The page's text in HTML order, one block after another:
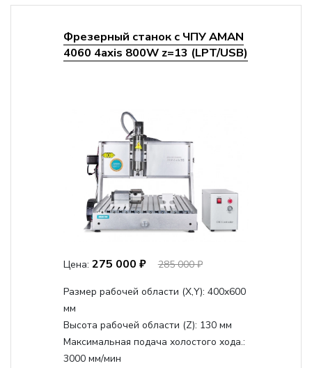
Фрезерный станок с ЧПУ AMAN
4060 4axis 800W z=13 (LPT/USB)
Цена: 275 000 ₽ 285 000 ₽
Размер рабочей области (Х,Y): 400x600
мм
Высота рабочей области (Z): 130 мм
Максимальная подача холостого хода.:
3000 мм/мин